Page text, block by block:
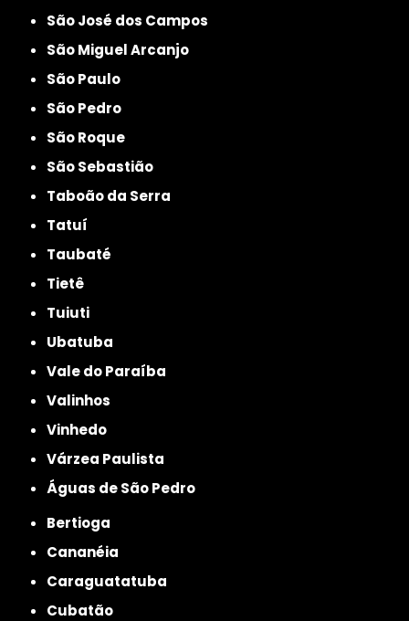
São José dos Campos
São Miguel Arcanjo
São Paulo
São Pedro
São Roque
São Sebastião
Taboão da Serra
Tatuí
Taubaté
Tietê
Tuiuti
Ubatuba
Vale do Paraíba
Valinhos
Vinhedo
Várzea Paulista
Águas de São Pedro
Bertioga
Cananéia
Caraguatatuba
Cubatão